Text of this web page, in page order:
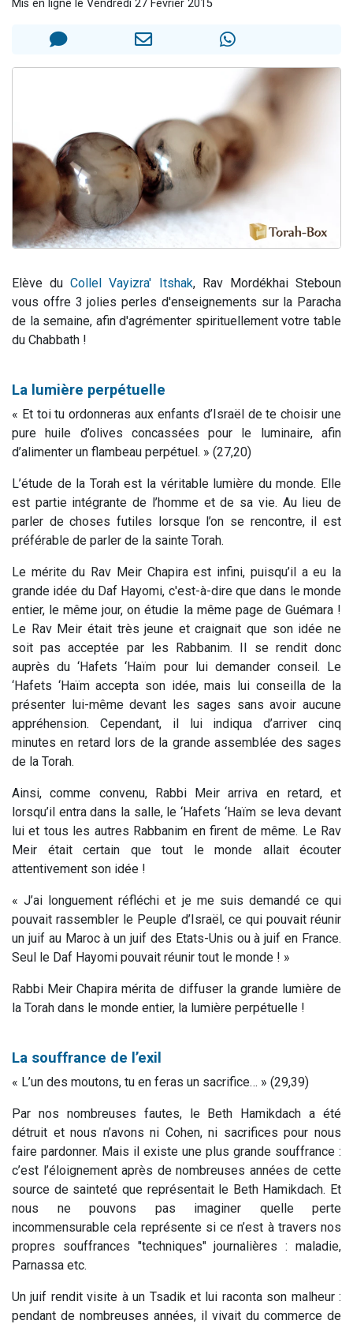
2 nouvelles musiques dans Torah-Box Music
Mis en ligne le Vendredi 27 Février 2015
Elève duCollel Vayizra' Itshak, Rav Mordékhai Steboun
vous offre 3 jolies perles d'enseignements sur la Paracha
de la semaine, afin d'agrémenter spirituellement votre table
du Chabbath !
La lumière perpétuelle
« Et toi tu ordonneras aux enfants d’Israël de te choisir une
pure huile d’olives concassées pour le luminaire, afin
d’alimenter un flambeau perpétuel. » (27,20)
L’étude de la Torah est la véritable lumière du monde. Elle
est partie intégrante de l’homme et de sa vie. Au lieu de
parler de choses futiles lorsque l’on se rencontre, il est
préférable de parler de la sainte Torah.
Le mérite du Rav Meir Chapira est infini, puisqu’il a eu la
grande idée du Daf Hayomi, c'est-à-dire que dans le monde
entier, le même jour, on étudie la même page de Guémara !
Le Rav Meir était très jeune et craignait que son idée ne
soit pas acceptée par les Rabbanim. Il se rendit donc
auprès du ‘Hafets ‘Haïm pour lui demander conseil. Le
‘Hafets ‘Haïm accepta son idée, mais lui conseilla de la
présenter lui-même devant les sages sans avoir aucune
appréhension. Cependant, il lui indiqua d’arriver cinq
minutes en retard lors de la grande assemblée des sages
de la Torah.
Ainsi, comme convenu, Rabbi Meir arriva en retard, et
lorsqu’il entra dans la salle, le ‘Hafets ‘Haïm se leva devant
lui et tous les autres Rabbanim en firent de même. Le Rav
Meir était certain que tout le monde allait écouter
attentivement son idée !
« J’ai longuement réfléchi et je me suis demandé ce qui
pouvait rassembler le Peuple d’Israël, ce qui pouvait réunir
un juif au Maroc à un juif des Etats-Unis ou à juif en France.
Seul le Daf Hayomi pouvait réunir tout le monde ! »
Rabbi Meir Chapira mérita de diffuser la grande lumière de
la Torah dans le monde entier, la lumière perpétuelle !
La souffrance de l’exil
« L’un des moutons, tu en feras un sacrifice… » (29,39)
Par nos nombreuses fautes, le Beth Hamikdach a été
détruit et nous n’avons ni Cohen, ni sacrifices pour nous
faire pardonner. Mais il existe une plus grande souffrance :
c’est l’éloignement après de nombreuses années de cette
source de sainteté que représentait le Beth Hamikdach. Et
nous ne pouvons pas imaginer quelle perte
incommensurable cela représente si ce n’est à travers nos
propres souffrances "techniques" journalières : maladie,
Parnassa etc.
Un juif rendit visite à un Tsadik et lui raconta son malheur :
pendant de nombreuses années, il vivait du commerce de